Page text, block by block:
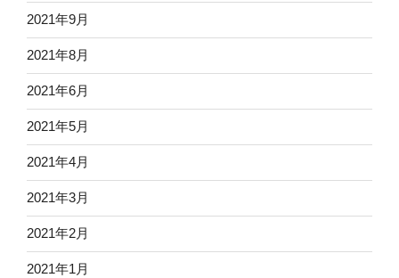
2021年9月
2021年8月
2021年6月
2021年5月
2021年4月
2021年3月
2021年2月
2021年1月